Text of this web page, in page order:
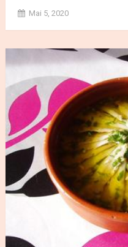
Mai 5, 2020